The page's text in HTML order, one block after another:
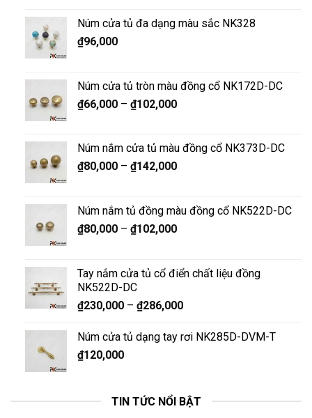
Núm cửa tủ đa dạng màu sắc NK328
₫96,000
Núm cửa tủ tròn màu đồng cổ NK172D-DC
₫66,000– ₫102,000
Núm nắm cửa tủ màu đồng cổ NK373D-DC
₫80,000– ₫142,000
Núm nắm tủ đồng màu đồng cổ NK522D-DC
₫80,000– ₫102,000
Tay nắm cửa tủ cổ điển chất liệu đồng
NK522D-DC
₫230,000– ₫286,000
Núm cửa tủ dạng tay rơi NK285D-DVM-T
₫120,000
TIN TỨC NỔI BẬT